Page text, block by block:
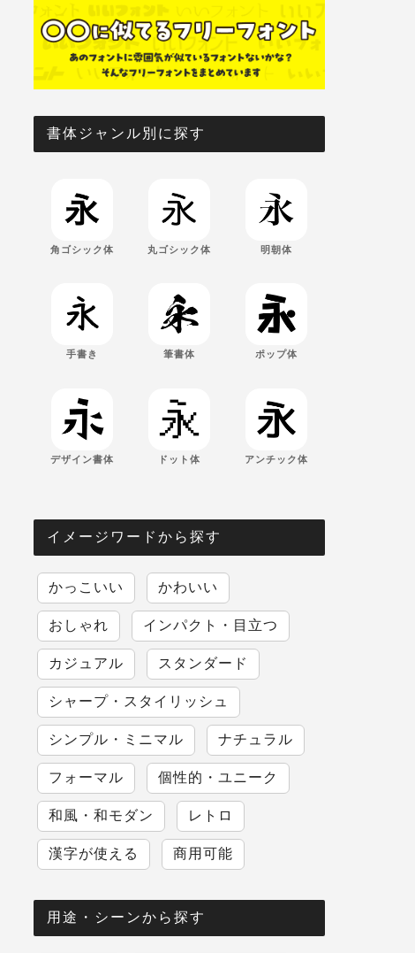
書体ジャンル別に探す
角ゴシック体 丸ゴシック体 明朝体
手書き 筆書体 ポップ体
デザイン書体 ドット体 アンチック体
イメージワードから探す
かっこいい かわいい
おしゃれ インパクト・目立つ
カジュアル スタンダード
シャープ・スタイリッシュ
シンプル・ミニマル ナチュラル
フォーマル 個性的・ユニーク
和風・和モダン レトロ
漢字が使える 商用可能
用途・シーンから探す